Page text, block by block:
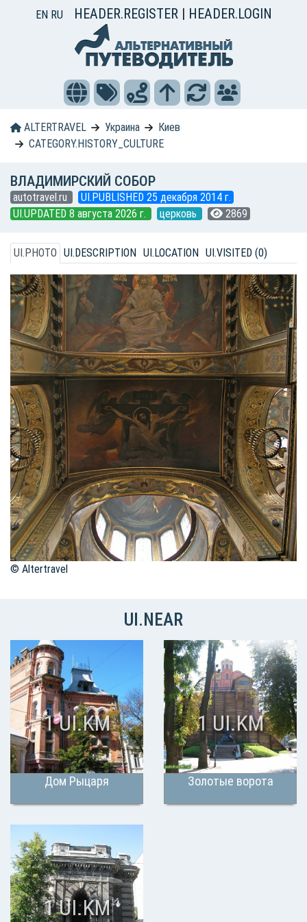
EN RU HEADER.REGISTER | HEADER.LOGIN
ALTERTRAVEL Украина
Киев
CATEGORY.HISTORY_CULTURE
ВЛАДИМИРСКИЙ СОБОР
autotravel.ru
UI.PUBLISHED 25 декабря 2014 г.
UI.UPDATED 8 августа 2026 г.
церковь 2869
UI.PHOTO UI.DESCRIPTION UI.LOCATION UI.VISITED (0)
© Altertravel
UI.NEAR
Дом Рыцаря
1 UI.KM
Золотые ворота
1 UI.KM
1 UI.KM